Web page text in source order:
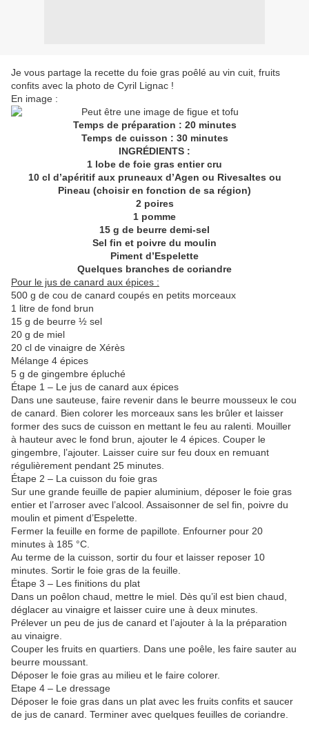
Je vous partage la recette du foie gras poêlé au vin cuit, fruits
confits avec la photo de Cyril Lignac !
En image :
Temps de préparation : 20 minutes
Temps de cuisson : 30 minutes
INGRÉDIENTS :
1 lobe de foie gras entier cru
10 cl d’apéritif aux pruneaux d’Agen ou Rivesaltes ou
Pineau (choisir en fonction de sa région)
2 poires
1 pomme
15 g de beurre demi-sel
Sel fin et poivre du moulin
Piment d’Espelette
Quelques branches de coriandre
Pour le jus de canard aux épices :
500 g de cou de canard coupés en petits morceaux
1 litre de fond brun
15 g de beurre ½ sel
20 g de miel
20 cl de vinaigre de Xérès
Mélange 4 épices
5 g de gingembre épluché
Étape 1 – Le jus de canard aux épices
Dans une sauteuse, faire revenir dans le beurre mousseux le cou
de canard. Bien colorer les morceaux sans les brûler et laisser
former des sucs de cuisson en mettant le feu au ralenti. Mouiller
à hauteur avec le fond brun, ajouter le 4 épices. Couper le
gingembre, l’ajouter. Laisser cuire sur feu doux en remuant
régulièrement pendant 25 minutes.
Étape 2 – La cuisson du foie gras
Sur une grande feuille de papier aluminium, déposer le foie gras
entier et l’arroser avec l’alcool. Assaisonner de sel fin, poivre du
moulin et piment d’Espelette.
Fermer la feuille en forme de papillote. Enfourner pour 20
minutes à 185 °C.
Au terme de la cuisson, sortir du four et laisser reposer 10
minutes. Sortir le foie gras de la feuille.
Étape 3 – Les finitions du plat
Dans un poêlon chaud, mettre le miel. Dès qu’il est bien chaud,
déglacer au vinaigre et laisser cuire une à deux minutes.
Prélever un peu de jus de canard et l’ajouter à la la préparation
au vinaigre.
Couper les fruits en quartiers. Dans une poêle, les faire sauter au
beurre moussant.
Déposer le foie gras au milieu et le faire colorer.
Etape 4 – Le dressage
Déposer le foie gras dans un plat avec les fruits confits et saucer
de jus de canard. Terminer avec quelques feuilles de coriandre.